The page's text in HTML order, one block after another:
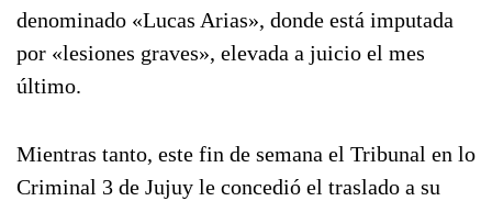
denominado «Lucas Arias», donde está imputada
por «lesiones graves», elevada a juicio el mes
último.
Mientras tanto, este fin de semana el Tribunal en lo
Criminal 3 de Jujuy le concedió el traslado a su